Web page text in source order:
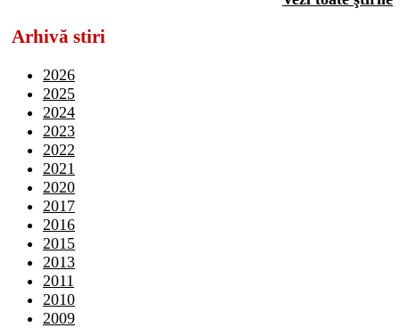
Arhivă stiri
2026
2025
2024
2023
2022
2021
2020
2017
2016
2015
2013
2011
2010
2009